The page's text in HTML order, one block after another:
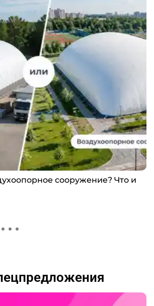
сооружение? Что и